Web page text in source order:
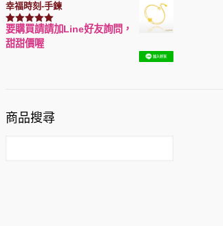
幸福時刻-手鍊
評分3150滿分 5
要購買請請加Line好友詢問，
甜甜價喔
商品搜尋